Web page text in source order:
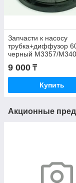
Запчасти к насосу
трубка+диффузор
черный М3357/
М1100 /3353 Джилекс
9 000 ₸
Купить
Акционные